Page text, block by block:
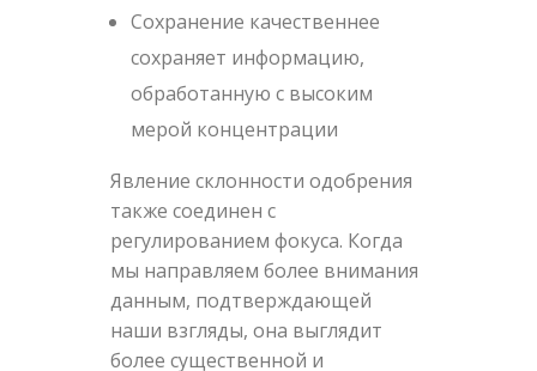
Сохранение качественнее
сохраняет информацию,
обработанную с высоким
мерой концентрации
Явление склонности одобрения
также соединен с
регулированием фокуса. Когда
мы направляем более внимания
данным, подтверждающей
наши взгляды, она выглядит
более существенной и